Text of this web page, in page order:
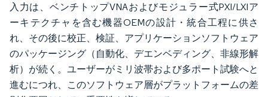
入力は、ベンチトップVNAおよびモジュラー式PXI/LXIア
ーキテクチャを含む機器OEMの設計・統合工程に供さ
れ、その後に校正、検証、アプリケーションソフトウェア
のパッケージング（自動化、デエンベディング、非線形解
析）が続く。ユーザーがミリ波帯および多ポート試験へと
進むにつれ、このソフトウェア層がプラットフォームの差